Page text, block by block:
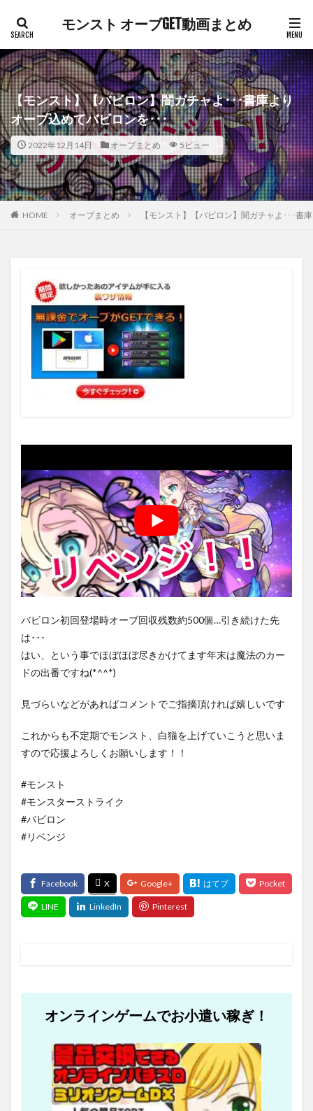
モンスト オーブGET動画まとめ
【モンスト】【バビロン】闇ガチャよ･･･書庫より
オーブ込めてバビロンを･･･
2022年12月14日 オーブまとめ 5ビュー
HOME オーブまとめ 【モンスト】【バビロン】闇ガチャよ･･･書
バビロン初回登場時オーブ回収残数約500個…引き続けた先
は･･･
はい、という事でほぼほぼ尽きかけてます年末は魔法のカー
ドの出番ですね(*^^*)
見づらいなどがあればコメントでご指摘頂ければ嬉しいです
これからも不定期でモンスト、白猫を上げていこうと思いま
すので応援よろしくお願いします！！
#モンスト
#モンスターストライク
#バビロン
#リベンジ
オンラインゲームでお小遣い稼ぎ！